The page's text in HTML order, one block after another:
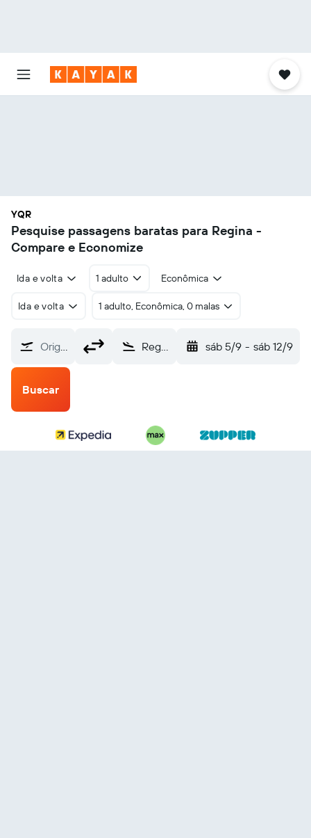
YQR
Pesquise passagens baratas para Regina -
Compare e Economize
Ida e volta 1 adulto Econômica
Ida e volta 1 adulto, Econômica, 0 malas
Origem Regina (YQR) sáb 5/9 - sáb 12/9
Buscar